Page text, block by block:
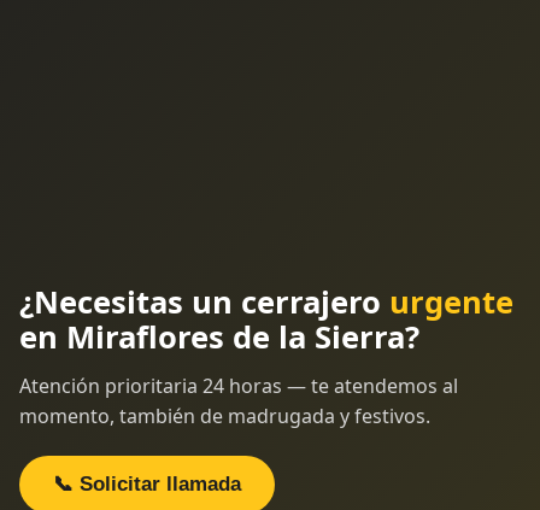
¿Necesitas un cerrajero urgente
en Miraflores de la Sierra?
Atención prioritaria 24 horas — te atendemos al
momento, también de madrugada y festivos.
📞 Solicitar llamada